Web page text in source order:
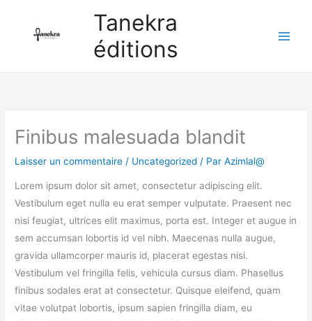
Tanekra
éditions
Finibus malesuada blandit
Laisser un commentaire / Uncategorized / ParAzimlal@
Lorem ipsum dolor sit amet, consectetur adipiscing elit.
Vestibulum eget nulla eu erat semper vulputate. Praesent nec
nisi feugiat, ultrices elit maximus, porta est. Integer et augue in
sem accumsan lobortis id vel nibh. Maecenas nulla augue,
gravida ullamcorper mauris id, placerat egestas nisi.
Vestibulum vel fringilla felis, vehicula cursus diam. Phasellus
finibus sodales erat at consectetur. Quisque eleifend, quam
vitae volutpat lobortis, ipsum sapien fringilla diam, eu